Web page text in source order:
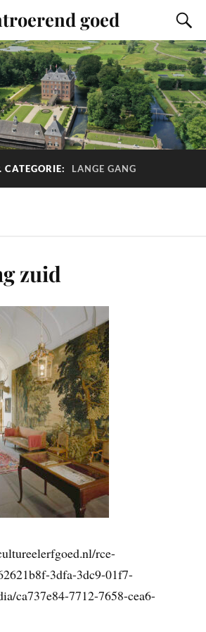
goed
CATEGORIE: LANGE GANG
zuid
rce-
3dfa-3dc9-01f7-
ca737e84-7712-7658-cea6-